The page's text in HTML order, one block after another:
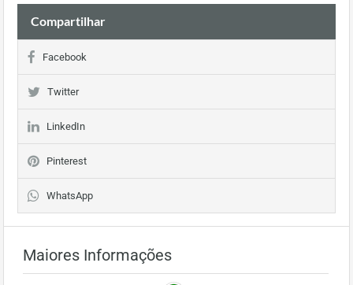
Compartilhar
Facebook
Twitter
LinkedIn
Pinterest
WhatsApp
Maiores Informações